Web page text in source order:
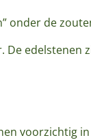
onder de
edelstenen
voorzichtig